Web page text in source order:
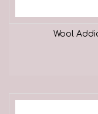
Wool